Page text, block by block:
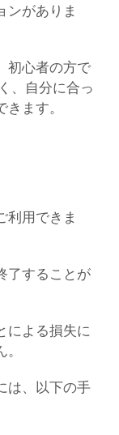
ンがありま
初心者の方で
、自分に合っ
ます。
利用できま
了することが
による損失に
は、以下の手